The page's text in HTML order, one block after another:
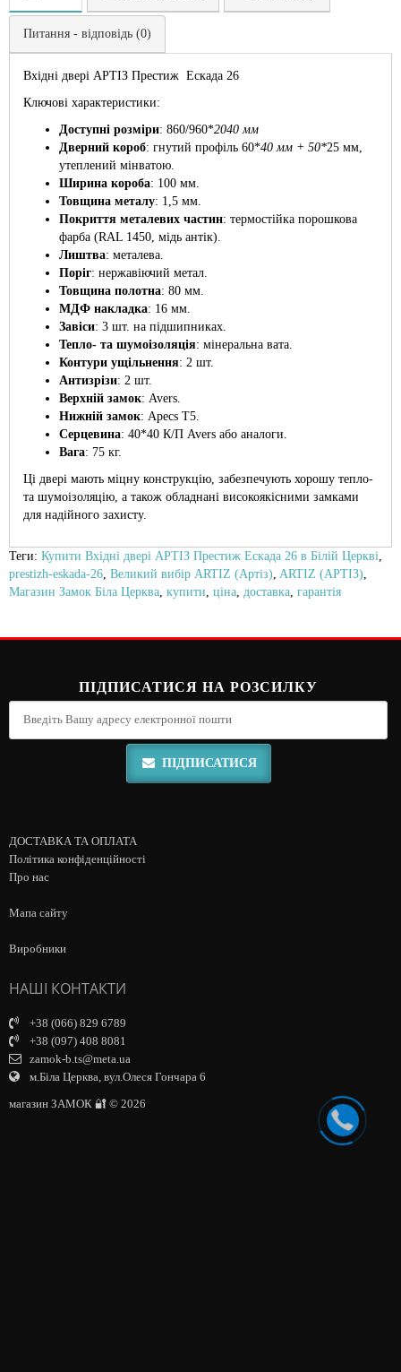
Питання - відповідь (0)
Вхідні двері АРТІЗ Престиж Ескада 26
Ключові характеристики:
Доступні розміри: 860/960*2040 мм
Дверний короб: гнутий профіль 60*40 мм + 50*25 мм,
утеплений мінватою.
Ширина короба: 100 мм.
Товщина металу: 1,5 мм.
Покриття металевих частин: термостійка порошкова
фарба (RAL 1450, мідь антік).
Лиштва: металева.
Поріг: нержавіючий метал.
Товщина полотна: 80 мм.
МДФ накладка: 16 мм.
Завіси: 3 шт. на підшипниках.
Тепло- та шумоізоляція: мінеральна вата.
Контури ущільнення: 2 шт.
Антизрізи: 2 шт.
Верхній замок: Avers.
Нижній замок: Apecs T5.
Серцевина: 40*40 К/П Avers або аналоги.
Вага: 75 кг.
Ці двері мають міцну конструкцію, забезпечують хорошу тепло-
та шумоізоляцію, а також обладнані високоякісними замками
для надійного захисту.
Теги: Купити Вхідні двері АРТІЗ Престиж Ескада 26 в Білій Церкві
prestizh-eskada-26 Великий вибір ARTIZ (Артіз) ARTIZ (АРТІЗ)
Магазин Замок Біла Церква купити ціна доставка гарантія
ПІДПИСАТИСЯ НА РОЗСИЛКУ
ПІДПИСАТИСЯ
ДОСТАВКА ТА ОПЛАТА
Політика конфіденційності
Про нас
Мапа сайту
Виробники
НАШІ КОНТАКТИ
+38 (066) 829 6789
+38 (097) 408 8081
zamok-b.ts@meta.ua
м.Біла Церква, вул.Олеся Гончара 6
магазин ЗАМОК 🔐 © 2026